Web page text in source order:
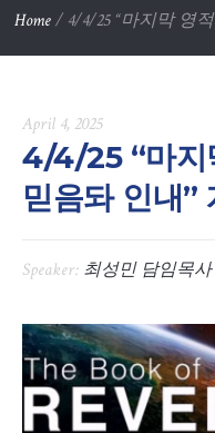
Home/ 4/4/25 “마지막 영
April 4, 2025
4/4/25 “마지
믿음돠 인내”
Speaker: 최성민 담임목사